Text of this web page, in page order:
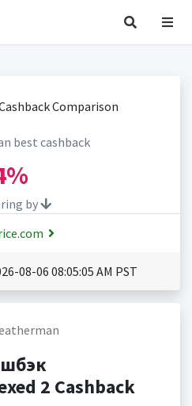
best cashback
by
08-06 08:05:05 AM PST
2 Cashback